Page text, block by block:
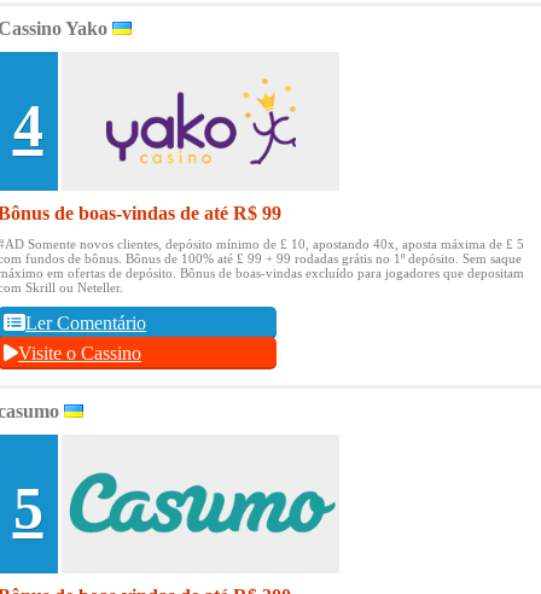
Yako
4
de boas-vindas de até R$ 99
Somente novos clientes, depósito mínimo de £ 10, apostando 40x, aposta máxima de £ 5
fundos de bônus. Bônus de 100% até £ 99 + 99 rodadas grátis no 1º depósito. Sem saque
em ofertas de depósito. Bônus de boas-vindas excluído para jogadores que depositam
Skrill ou Neteller.
Ler Comentário
Visite o Cassino
5